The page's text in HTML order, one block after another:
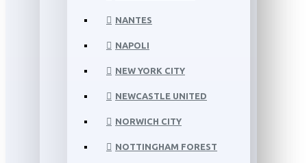
NANTES
NAPOLI
NEW YORK CITY
NEWCASTLE UNITED
NORWICH CITY
NOTTINGHAM FOREST